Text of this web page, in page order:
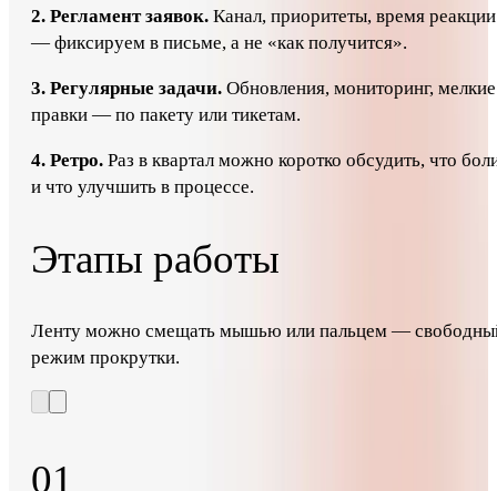
2. Регламент заявок. Канал, приоритеты, время реакции
— фиксируем в письме, а не «как получится».
3. Регулярные задачи. Обновления, мониторинг, мелкие
правки — по пакету или тикетам.
4. Ретро. Раз в квартал можно коротко обсудить, что
и что улучшить в процессе.
Этапы работы
Ленту можно смещать мышью или пальцем —
режим прокрутки.
01